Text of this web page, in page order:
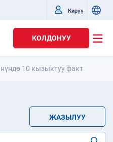
Кирүү
КОЛДОНУУ
10 кызыктуу факт
ЖАЗЫЛУУ